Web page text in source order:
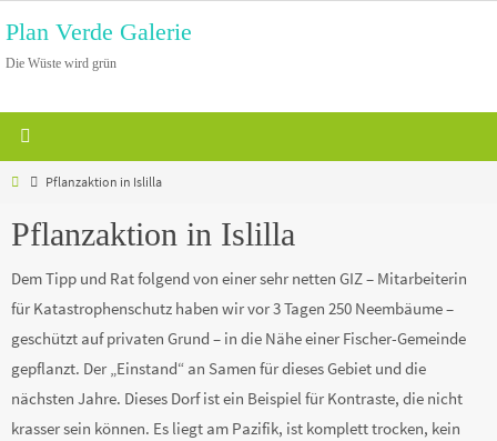
Inhalt
springen
Plan Verde Galerie
Die Wüste wird grün
HomePflanzaktion in Islilla
Pflanzaktion in Islilla
Dem Tipp und Rat folgend von einer sehr netten GIZ – Mitarbeiterin
für Katastrophenschutz haben wir vor 3 Tagen 250 Neembäume –
geschützt auf privaten Grund – in die Nähe einer Fischer-Gemeinde
gepflanzt. Der „Einstand“ an Samen für dieses Gebiet und die
nächsten Jahre. Dieses Dorf ist ein Beispiel für Kontraste, die nicht
krasser sein können. Es liegt am Pazifik, ist komplett trocken, kein